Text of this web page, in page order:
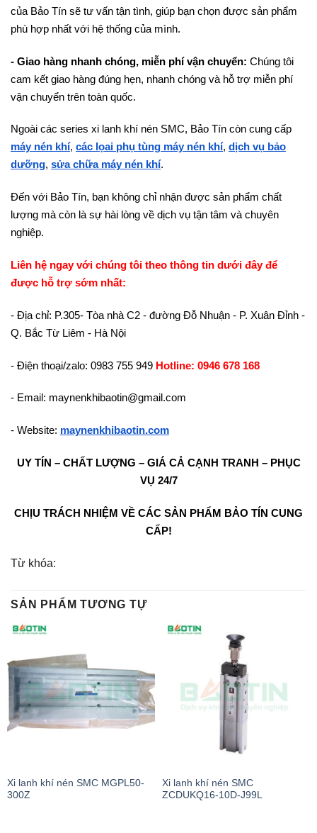
của Bảo Tín sẽ tư vấn tận tình, giúp bạn chọn được sản phẩm
phù hợp nhất với hệ thống của mình.
- Giao hàng nhanh chóng, miễn phí vận chuyển: Chúng tôi
cam kết giao hàng đúng hẹn, nhanh chóng và hỗ trợ miễn phí
vận chuyển trên toàn quốc.
Ngoài các series xi lanh khí nén SMC, Bảo Tín còn cung cấp
máy nén khí, các lọai phụ tùng máy nén khí, dịch vụ bảo
dưỡng, sửa chữa máy nén khí.
Đến với Bảo Tín, bạn không chỉ nhận được sản phẩm chất
lượng mà còn là sự hài lòng về dịch vụ tận tâm và chuyên
nghiệp.
Liên hệ ngay với chúng tôi theo thông tin dưới đây để
được hỗ trợ sớm nhất:
- Địa chỉ: P.305- Tòa nhà C2 - đường Đỗ Nhuận - P. Xuân Đỉnh -
Q. Bắc Từ Liêm - Hà Nội
- Điện thoại/zalo: 0983 755 949 Hotline: 0946 678 168
- Email: maynenkhibaotin@gmail.com
- Website: maynenkhibaotin.com
UY TÍN – CHẤT LƯỢNG – GIÁ CẢ CẠNH TRANH – PHỤC
VỤ 24/7
CHỊU TRÁCH NHIỆM VỀ CÁC SẢN PHẨM BẢO TÍN CUNG
CẤP!
Từ khóa:
SẢN PHẨM TƯƠNG TỰ
Xi lanh khí nén SMC MGPL50-
300Z
Xi lanh khí nén SMC
ZCDUKQ16-10D-J99L